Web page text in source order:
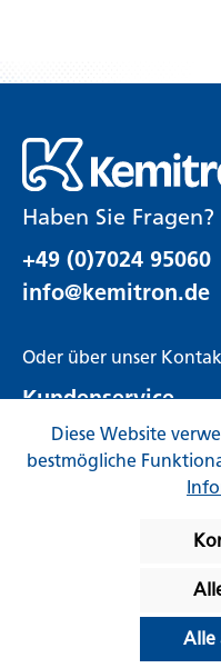
Haben Sie Fragen?
+49 (0)7024 95060
info@kemitron.de
Oder über unser
Kundenservice
Rechtliches
* Alle Preise inkl.
und
Diese Website
bestmögliche
Alle